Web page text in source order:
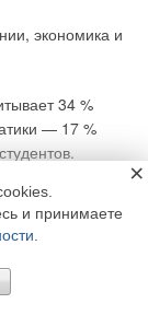
34 %
— 17 %
новая форма
уполномочило
и принимаете
×